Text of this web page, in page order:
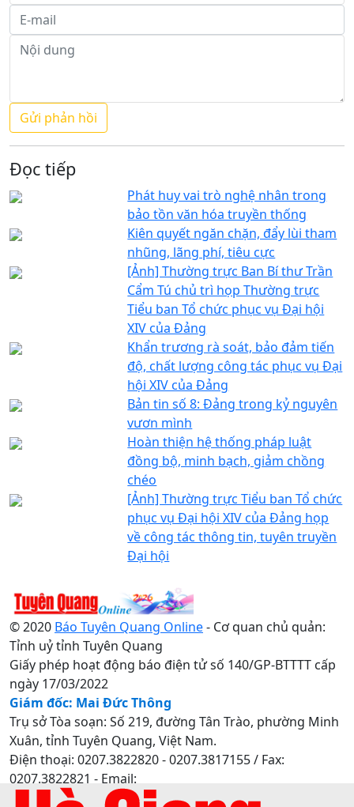
Đọc tiếp
Phát huy vai trò nghệ nhân trong
bảo tồn văn hóa truyền thống
Kiên quyết ngăn chặn, đẩy lùi tham
nhũng, lãng phí, tiêu cực
[Ảnh] Thường trực Ban Bí thư Trần
Cẩm Tú chủ trì họp Thường trực
Tiểu ban Tổ chức phục vụ Đại hội
XIV của Đảng
Khẩn trương rà soát, bảo đảm tiến
độ, chất lượng công tác phục vụ Đại
hội XIV của Đảng
Bản tin số 8: Đảng trong kỷ nguyên
vươn mình
Hoàn thiện hệ thống pháp luật
đồng bộ, minh bạch, giảm chồng
chéo
[Ảnh] Thường trực Tiểu ban Tổ chức
phục vụ Đại hội XIV của Đảng họp
về công tác thông tin, tuyên truyền
Đại hội
© 2020 Báo Tuyên Quang Online- Cơ quan chủ quản:
Tỉnh uỷ tỉnh Tuyên Quang
Giấy phép hoạt động báo điện tử số 140/GP-BTTTT cấp
ngày 17/03/2022
Giám đốc: Mai Đức Thông
Trụ sở Tòa soạn: Số 219, đường Tân Trào, phường Minh
Xuân, tỉnh Tuyên Quang, Việt Nam.
Điện thoại: 0207.3822820 - 0207.3817155 / Fax:
0207.3822821 - Email:
baotuyenquang.com.vn@gmail.com